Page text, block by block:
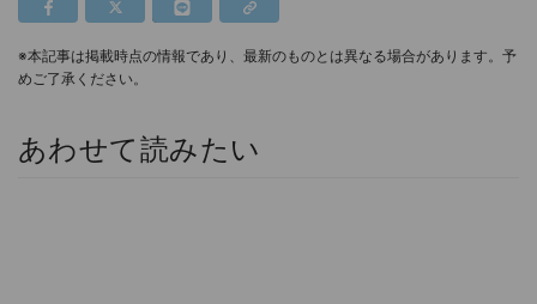
※本記事は掲載時点の情報であり、最新のものとは異なる場合があります。予
めご了承ください。
あわせて読みたい